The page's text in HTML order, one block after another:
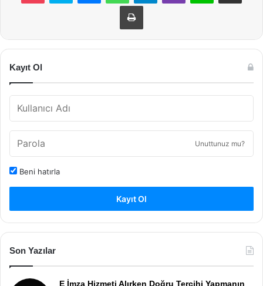
Yazdır
Kayıt Ol
Unuttunuz mu?
Beni hatırla
Kayıt Ol
Son Yazılar
E İmza Hizmeti Alırken Doğru Tercihi Yapmanın